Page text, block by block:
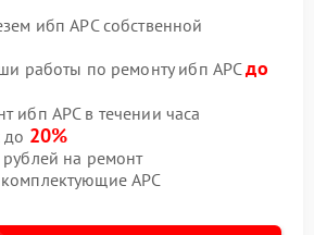
ибп APC собственной
работы по ремонту ибп APCдо
ибп APC в течении часа
до 20%
на ремонт
APC